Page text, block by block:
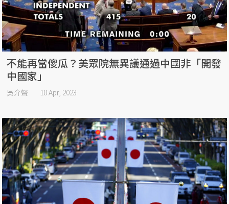
不能再當傻瓜？美眾院無異議通過中國非「開發
中國家」
吳介聲 10 Apr, 2023